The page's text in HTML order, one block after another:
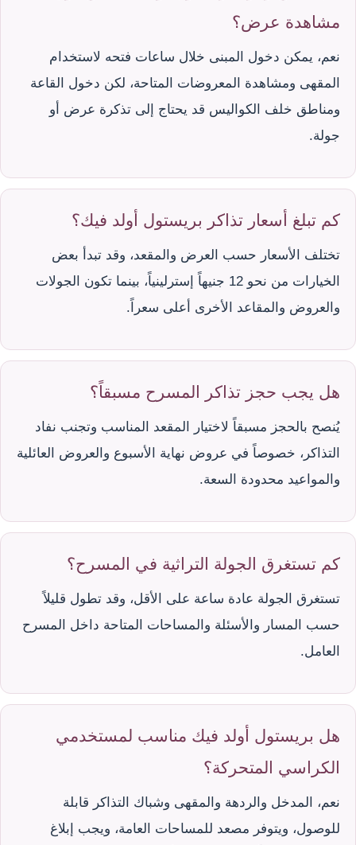
مشاهدة عرض؟
نعم، يمكن دخول المبنى خلال ساعات فتحه لاستخدام
المقهى ومشاهدة المعروضات المتاحة، لكن دخول القاعة
ومناطق خلف الكواليس قد يحتاج إلى تذكرة عرض أو
جولة.
كم تبلغ أسعار تذاكر بريستول أولد فيك؟
تختلف الأسعار حسب العرض والمقعد، وقد تبدأ بعض
الخيارات من نحو 12 جنيهاً إسترلينياً، بينما تكون الجولات
والعروض والمقاعد الأخرى أعلى سعراً.
هل يجب حجز تذاكر المسرح مسبقاً؟
يُنصح بالحجز مسبقاً لاختيار المقعد المناسب وتجنب نفاد
التذاكر، خصوصاً في عروض نهاية الأسبوع والعروض العائلية
والمواعيد محدودة السعة.
كم تستغرق الجولة التراثية في المسرح؟
تستغرق الجولة عادة ساعة على الأقل، وقد تطول قليلاً
حسب المسار والأسئلة والمساحات المتاحة داخل المسرح
العامل.
هل بريستول أولد فيك مناسب لمستخدمي
الكراسي المتحركة؟
نعم، المدخل والردهة والمقهى وشباك التذاكر قابلة
للوصول، ويتوفر مصعد للمساحات العامة، ويجب إبلاغ